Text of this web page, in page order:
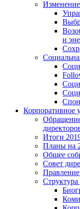
и
Корпоративное
Обращение
Итоги
Планы на
Общее
Совет
Правление